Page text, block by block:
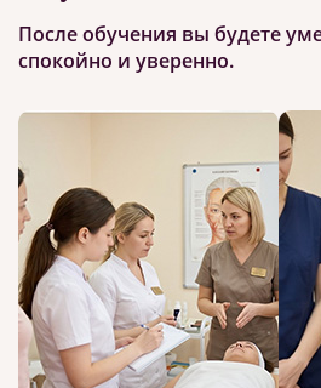
После обучения вы будете
спокойно и уверенно.